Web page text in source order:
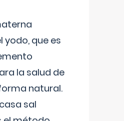
yodo, que es
la salud de
natural.
sal